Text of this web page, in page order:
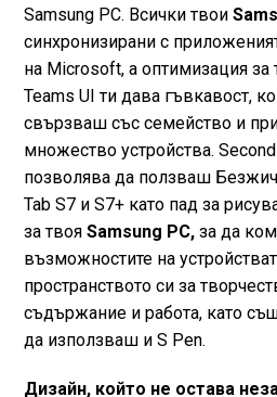
Samsung PC. Всички твои
синхронизирани с
на Microsoft, а оптимизация за
Teams UI ти дава гъвкавост,
свързваш със семейство и
множество устройства.
позволява да ползваш
Tab S7 и S7+ като пад за
за твоя Samsung PC,за да
възможностите на
пространството си за
съдържание и работа, като
да използваш и S Pen.
Дизайн, който не остава